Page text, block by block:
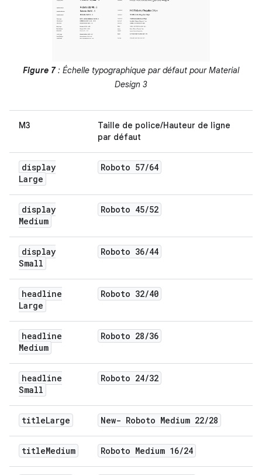
Figure 7: Échelle typographique par défaut pour Material
Design 3
M3
Taille de police/Hauteur de ligne
par défaut
display
Large
Roboto 57/64
display
Medium
Roboto 45/52
display
Small
Roboto 36/44
headline
Large
Roboto 32/40
headline
Medium
Roboto 28/36
headline
Small
Roboto 24/32
titleLarge New- Roboto Medium 22/28
titleMedium Roboto Medium 16/24